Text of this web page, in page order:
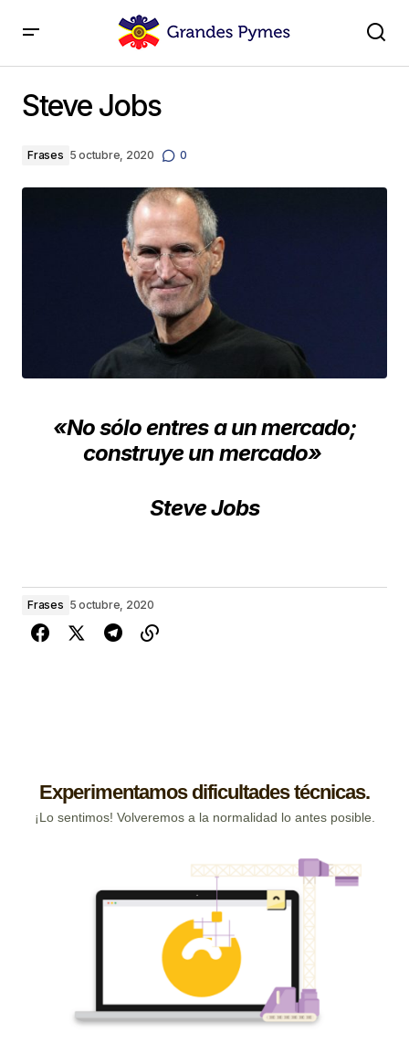
Steve Jobs
Frases 5 octubre, 2020 0
«No sólo entres a un mercado;
construye un mercado»
Steve Jobs
Frases 5 octubre, 2020